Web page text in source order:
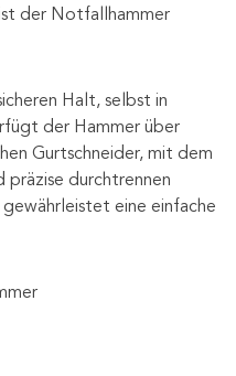
der Notfallhammer
Halt, selbst in
der Hammer über
Gurtschneider, mit dem
präzise durchtrennen
gewährleistet eine einfache